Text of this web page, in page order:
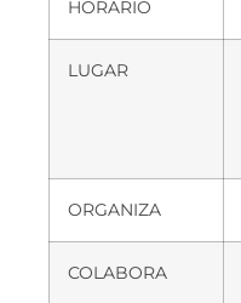
HORARIO
LUGAR
ORGANIZA
COLABORA